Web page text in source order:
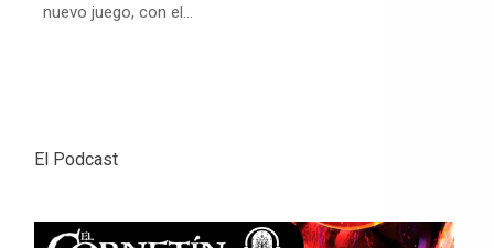
nuevo juego, con el…
El Podcast